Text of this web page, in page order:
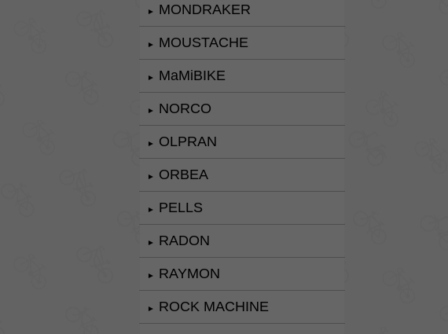
► MONDRAKER
► MOUSTACHE
► MaMiBIKE
► NORCO
► OLPRAN
► ORBEA
► PELLS
► RADON
► RAYMON
► ROCK MACHINE